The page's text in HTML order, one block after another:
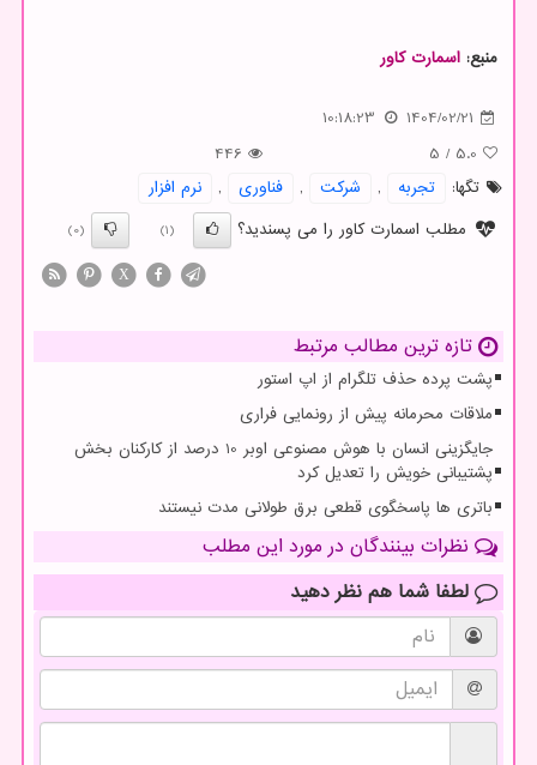
منبع: اسمارت كاور
1404/02/21
10:18:23
5.0
/
5
446
تگها:
تجربه , شركت , فناوری ,
نرم افزار
مطلب اسمارت کاور را می پسندید؟
(1)
(0)
X
تازه ترین مطالب مرتبط
پشت پرده حذف تلگرام از اپ استور
ملاقات محرمانه پیش از رونمایی فراری
جایگزینی انسان با هوش مصنوعی اوبر 10 درصد از کارکنان بخش
پشتیبانی خویش را تعدیل کرد
باتری ها پاسخگوی قطعی برق طولانی مدت نیستند
نظرات بینندگان در مورد این مطلب
لطفا شما هم نظر دهید